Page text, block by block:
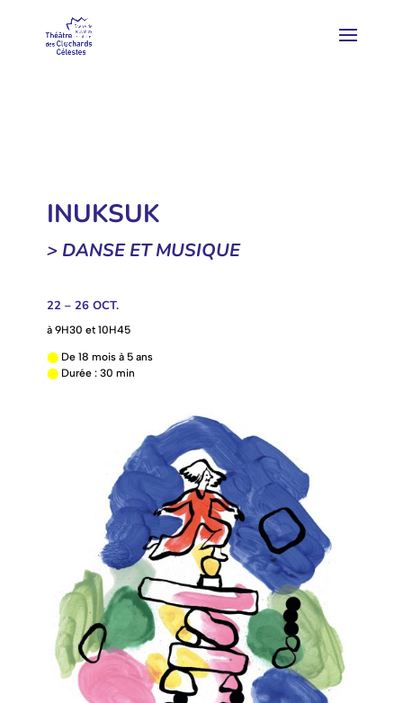
INUKSUK
> DANSE ET MUSIQUE
22 – 26 OCT.
à 9H30 et 10H45
⬤De 18 mois à 5 ans
⬤Durée : 30 min